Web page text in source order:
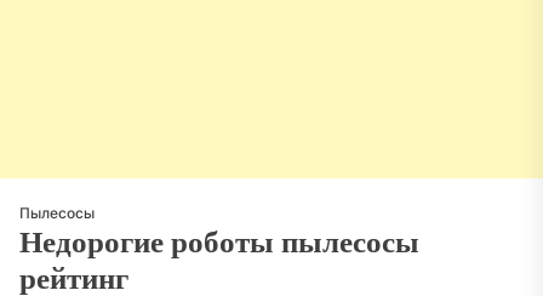
Пылесосы
Недорогие роботы пылесосы
рейтинг